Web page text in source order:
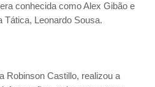
conhecida como Alex Gibão e
Tática, Leonardo Sousa.
Robinson Castillo, realizou a